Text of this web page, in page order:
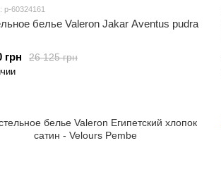
p-60324161
белье Valeron Jakar Aventus pudra
26 125 грн
грн